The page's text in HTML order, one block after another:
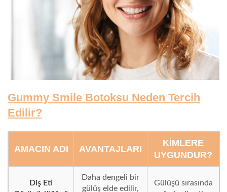
Gummy Smile Botoksu Neden Tercih
Edilir?
AMACIN ADI AVANTAJLARI
KIMLERE
UYGUNDUR?
Diş Eti
Daha dengeli bir
gülüş elde edilir,
Gülüşü sırasında